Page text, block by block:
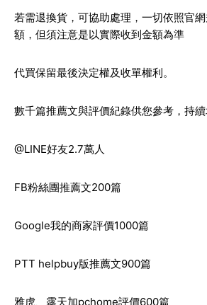
若需退換貨，可協助處理，一切依照官
額，但須注意是以實際收到金額為準
代買保留最後決定權及收單權利。
數千篇推薦文與評價紀錄供您參考，持
@LINE好友2.7萬人
FB粉絲團推薦文200篇
Google我的商家評價1000篇
PTT helpbuy版推薦文900篇
雅虎、露天加pchome評價600篇